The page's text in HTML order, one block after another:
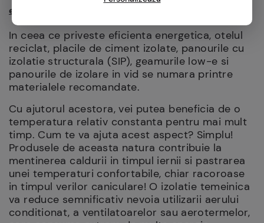
energetic
In ceea ce priveste eficienta energetica, otelul
reciclat, placile de ciment izolate, panourile cu
izolatie structurala (SIP), geamurile low-e si
panourile de izolare in vid se numara printre
materialele recomandate.
Cu ajutorul acestora, vei putea beneficia de o
temperatura relativ constanta pentru mai mult
timp. Cum te va ajuta acest aspect? Simplu!
Produsele de aceasta natura contribuie la
mentinerea caldurii in timpul iernii si pastrarea
unei temperaturi confortabile, chiar racoroase
in timpul verilor caniculare! O izolatie temeinica
va reduce semnificativ nevoia utilizarii aerului
conditionat, a ventilatoarelor sau aerotermelor,